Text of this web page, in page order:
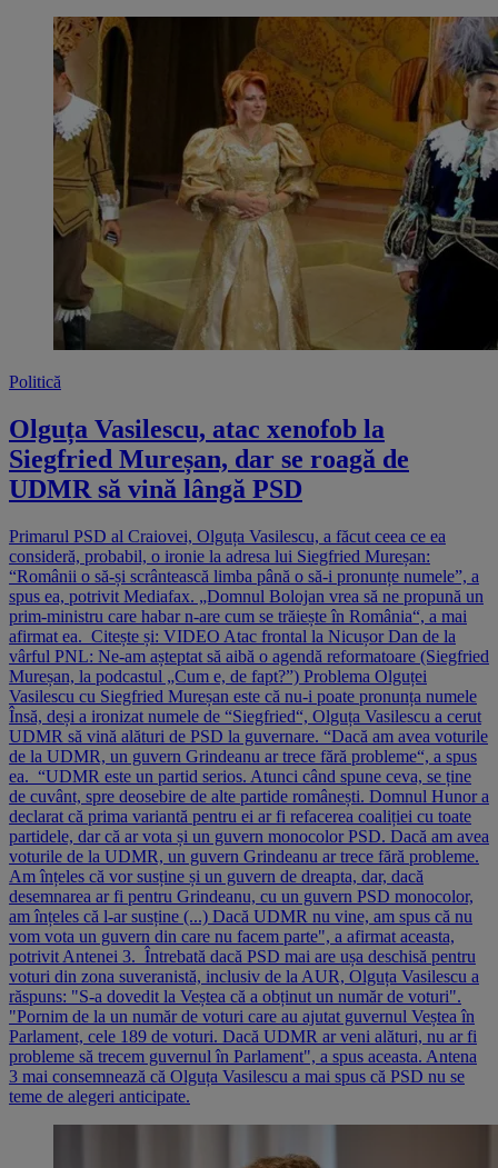
Politică
Olguța Vasilescu, atac xenofob la
Siegfried Mureșan, dar se roagă de
UDMR să vină lângă PSD
Primarul PSD al Craiovei, Olguța Vasilescu, a făcut ceea ce ea
consideră, probabil, o ironie la adresa lui Siegfried Mureșan:
“Românii o să-și scrântească limba până o să-i pronunțe numele”, a
spus ea, potrivit Mediafax. „Domnul Bolojan vrea să ne propună un
prim-ministru care habar n-are cum se trăiește în România“, a mai
afirmat ea. Citește și: VIDEO Atac frontal la Nicușor Dan de la
vârful PNL: Ne-am așteptat să aibă o agendă reformatoare (Siegfried
Mureșan, la podcastul „Cum e, de fapt?”) Problema Olguței
Vasilescu cu Siegfried Mureșan este că nu-i poate pronunța numele
Însă, deși a ironizat numele de “Siegfried“, Olguța Vasilescu a cerut
UDMR să vină alături de PSD la guvernare. “Dacă am avea voturile
de la UDMR, un guvern Grindeanu ar trece fără probleme“, a spus
ea. “UDMR este un partid serios. Atunci când spune ceva, se ține
de cuvânt, spre deosebire de alte partide românești. Domnul Hunor a
declarat că prima variantă pentru ei ar fi refacerea coaliției cu toate
partidele, dar că ar vota și un guvern monocolor PSD. Dacă am avea
voturile de la UDMR, un guvern Grindeanu ar trece fără probleme.
Am înțeles că vor susține și un guvern de dreapta, dar, dacă
desemnarea ar fi pentru Grindeanu, cu un guvern PSD monocolor,
am înțeles că l-ar susține (...) Dacă UDMR nu vine, am spus că nu
vom vota un guvern din care nu facem parte", a afirmat aceasta,
potrivit Antenei 3. Întrebată dacă PSD mai are ușa deschisă pentru
voturi din zona suveranistă, inclusiv de la AUR, Olguța Vasilescu a
răspuns: "S-a dovedit la Veștea că a obținut un număr de voturi".
"Pornim de la un număr de voturi care au ajutat guvernul Veștea în
Parlament, cele 189 de voturi. Dacă UDMR ar veni alături, nu ar fi
probleme să trecem guvernul în Parlament", a spus aceasta. Antena
3 mai consemnează că Olguța Vasilescu a mai spus că PSD nu se
teme de alegeri anticipate.